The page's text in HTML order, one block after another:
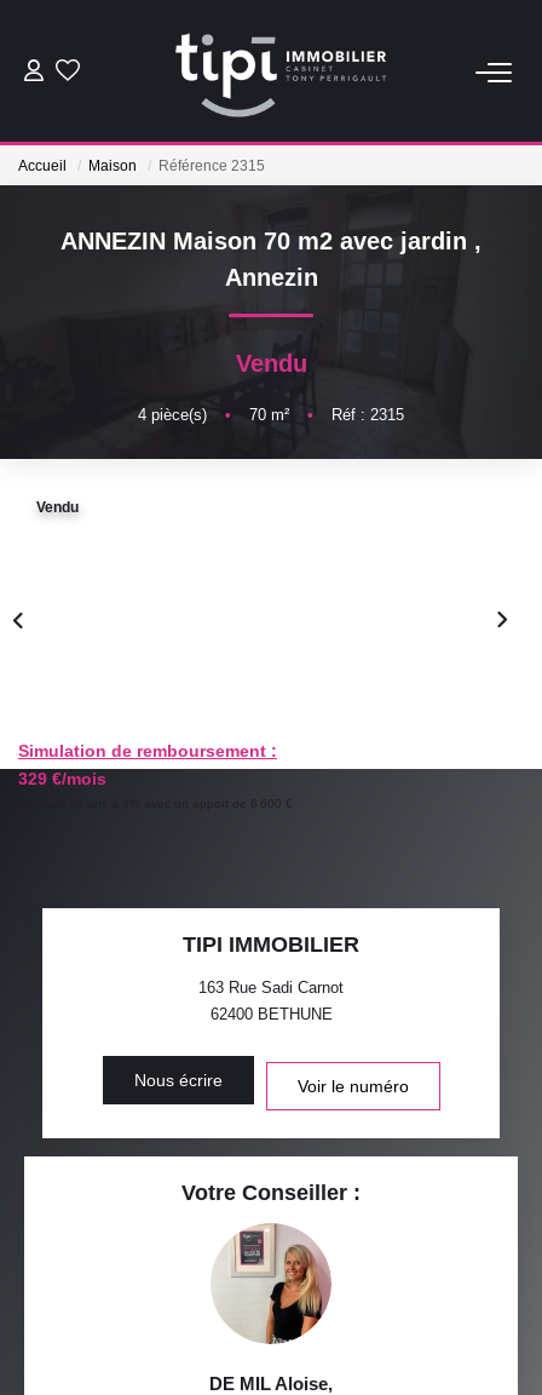
ACHETER
Nos Biens Locations
Nos Biens Loués
VENDRE
Accueil Maison Référence 2315
ANNEZIN Maison 70 m2 avec jardin ,
Annezin
Vendu
4 pièce(s) • 70 m² • Réf : 2315
Vendu
Simulation de remboursement :
329 €/mois
pendant 20 ans à 3% avec un apport de 6 600 €
TIPI IMMOBILIER
163 Rue Sadi Carnot
62400 BETHUNE
Nous écrire Voir le numéro
Votre Conseiller :
DE MIL Aloise,